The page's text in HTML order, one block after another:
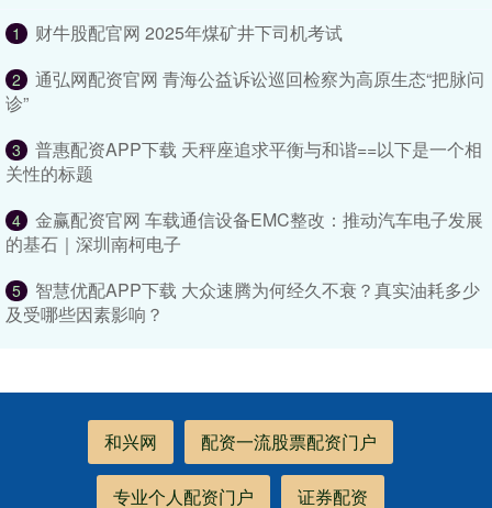
1 财牛股配官网 2025年煤矿井下司机考试
2
通弘网配资官网 青海公益诉讼巡回检察为高原生态“把脉问
诊”
3
普惠配资APP下载 天秤座追求平衡与和谐==以下是一个相
关性的标题
4
金赢配资官网 车载通信设备EMC整改：推动汽车电子发展
的基石｜深圳南柯电子
5
智慧优配APP下载 大众速腾为何经久不衰？真实油耗多少
及受哪些因素影响？
和兴网 配资一流股票配资门户
专业个人配资门户 证券配资